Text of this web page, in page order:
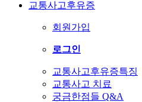
교통사고후유증
회원가입
로그인
교통사고후유증특징
교통사고 치료
궁금한점들 Q&A